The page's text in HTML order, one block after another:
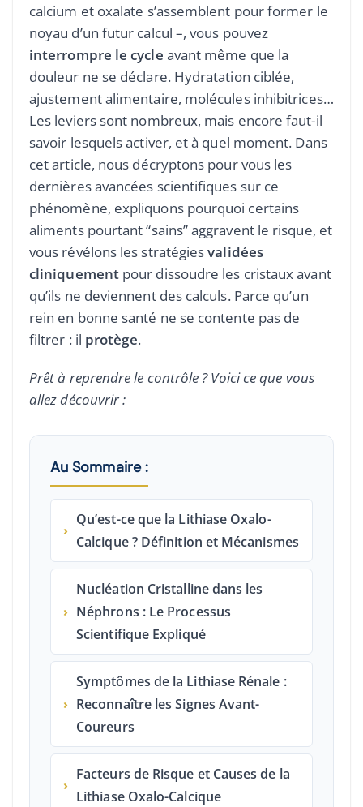
calcium et oxalate s’assemblent pour former le
noyau d’un futur calcul –, vous pouvez
interrompre le cycle avant même que la
douleur ne se déclare. Hydratation ciblée,
ajustement alimentaire, molécules inhibitrices…
Les leviers sont nombreux, mais encore faut-il
savoir lesquels activer, et à quel moment. Dans
cet article, nous décryptons pour vous les
dernières avancées scientifiques sur ce
phénomène, expliquons pourquoi certains
aliments pourtant “sains” aggravent le risque, et
vous révélons les stratégiesvalidées
cliniquementpour dissoudre les cristaux avant
qu’ils ne deviennent des calculs. Parce qu’un
rein en bonne santé ne se contente pas de
filtrer : il protège.
Prêt à reprendre le contrôle ? Voici ce que vous
allez découvrir :
Au Sommaire :
›
Qu’est-ce que la Lithiase Oxalo-
Calcique ? Définition et Mécanismes
›
Nucléation Cristalline dans les
Néphrons : Le Processus
Scientifique Expliqué
›
Symptômes de la Lithiase Rénale :
Reconnaître les Signes Avant-
Coureurs
›
Facteurs de Risque et Causes de la
Lithiase Oxalo-Calcique